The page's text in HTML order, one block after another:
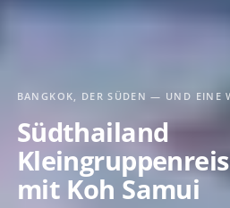
BANGKOK, DER SÜDEN — UND EINE
Südthailand
mit Koh Samui